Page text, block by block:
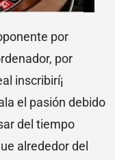
por
por
inscribirí¡
el pasión debido
del tiempo
alrededor del